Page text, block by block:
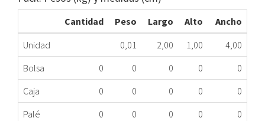
Cantidad Peso Largo Alto
Ancho
Unidad
0,01 2,00 1,00
4,00
Bolsa
0 0 0 0
0
Caja
0 0 0 0
0
Palé
0 0 0 0 0